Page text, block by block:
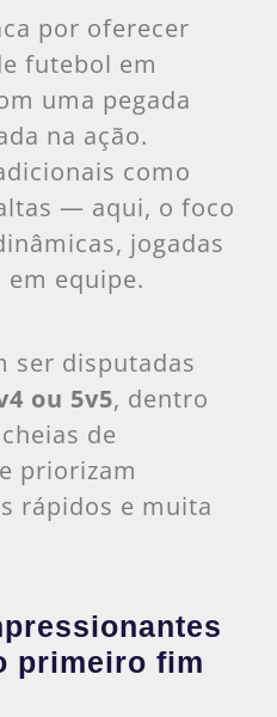
por oferecer
futebol em
uma pegada
na ação.
como
— aqui, o foco
jogadas
equipe.
ser disputadas
ou 5v5, dentro
de
priorizam
rápidos e muita
primeiro fim